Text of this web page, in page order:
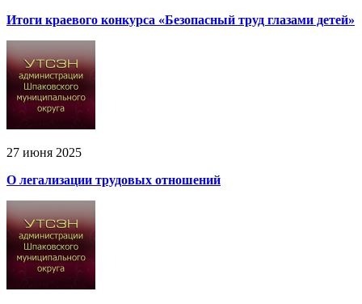
Итоги краевого конкурса «Безопасный труд глазами детей»
27 июня 2025
О легализации трудовых отношений